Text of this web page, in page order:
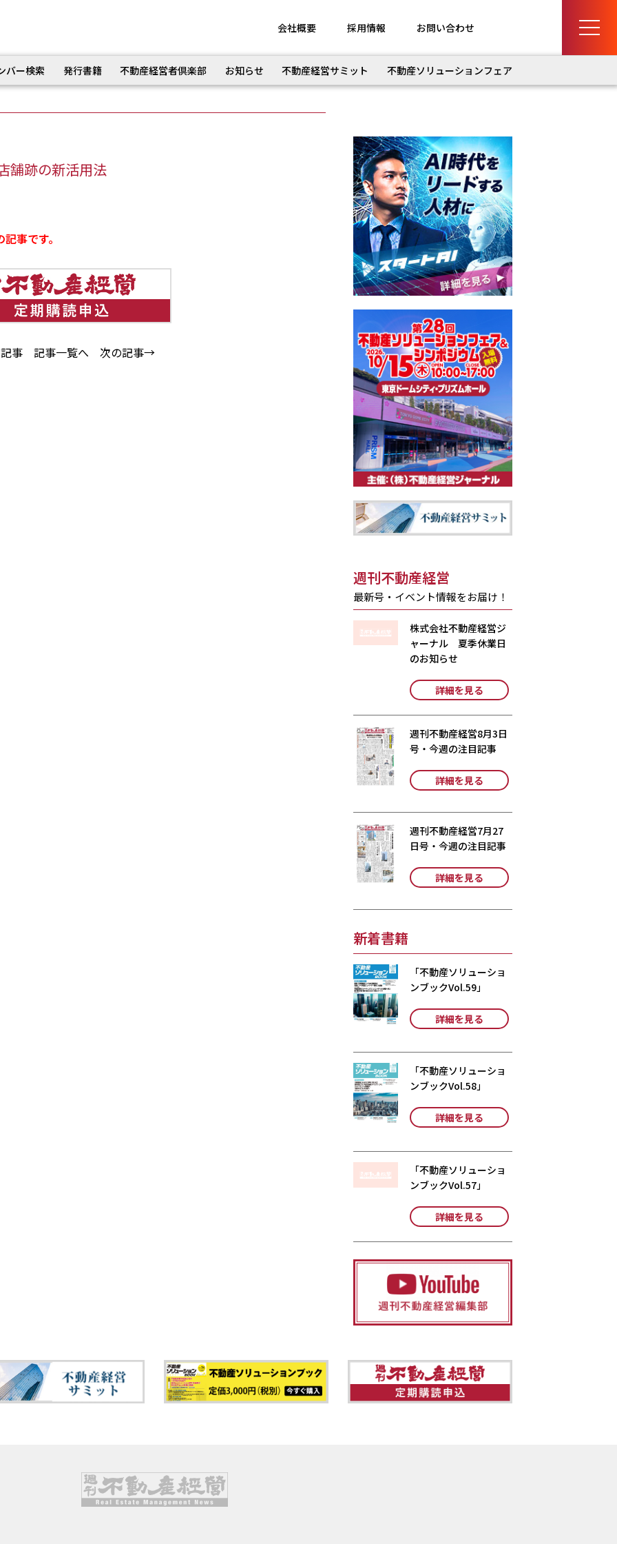
会社概要 採用情報 お問い合わせ
バー検索 発行書籍 不動産経営者倶楽部 お知らせ 不動産経営サミット 不動産ソリューションフェア
舗跡の新活用法
事です。
事 記事一覧へ 次の記事→
週刊不動産経営
最新号・イベント情報をお届け！
株式会社不動産経営ジ
ャーナル 夏季休業日
のお知らせ
詳細を見る
週刊不動産経営8月3日
号・今週の注目記事
詳細を見る
週刊不動産経営7月27
日号・今週の注目記事
詳細を見る
新着書籍
「不動産ソリューショ
ンブックVol.59」
詳細を見る
「不動産ソリューショ
ンブックVol.58」
詳細を見る
「不動産ソリューショ
ンブックVol.57」
詳細を見る